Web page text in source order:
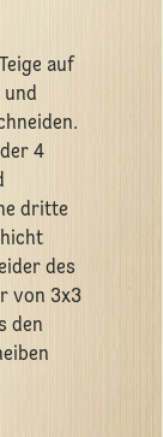
auf
und
4
dritte
des
von 3x3
den